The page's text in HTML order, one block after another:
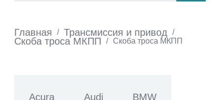
Главная / Трансмиссия и привод /
Скоба троса МКПП / Скоба троса МКПП
Acura Audi BMW